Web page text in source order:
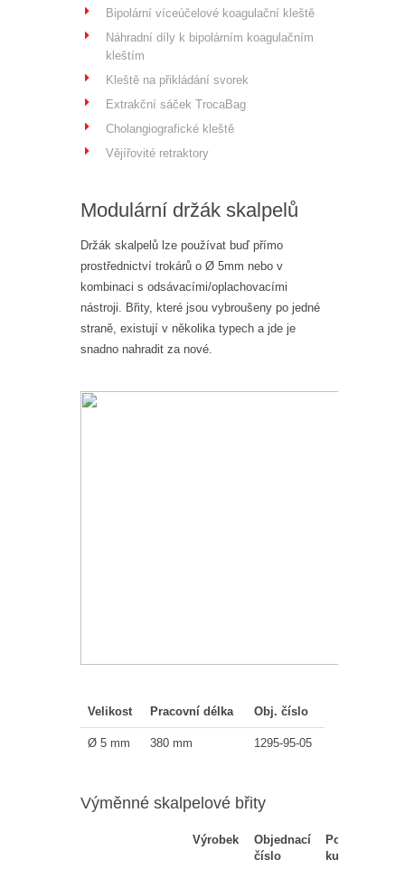
Bipolární víceúčelové koagulační kleště
Náhradní díly k bipolárním koagulačním
kleštím
Kleště na přikládání svorek
Extrakční sáček TrocaBag
Cholangiografické kleště
Vějířovité retraktory
Modulární držák skalpelů
Držák skalpelů lze používat buď přímo
prostřednictví trokárů o Ø 5mm nebo v
kombinaci s odsávacími/oplachovacími
nástroji. Břity, které jsou vybroušeny po jedné
straně, existují v několika typech a jde je
snadno nahradit za nové.
Velikost Pracovní délka Obj. číslo
Ø 5 mm 380 mm 1295-95-05
Výměnné skalpelové břity
Výrobek
Objednací
číslo
Počet
kusů